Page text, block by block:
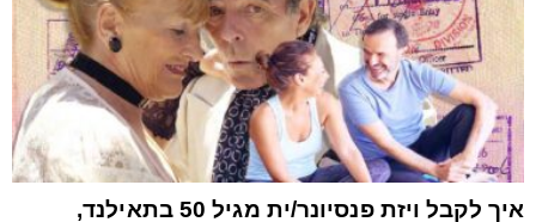
איך לקבל ויזת פנסיונר/ית מגיל 50 בתאילנד,